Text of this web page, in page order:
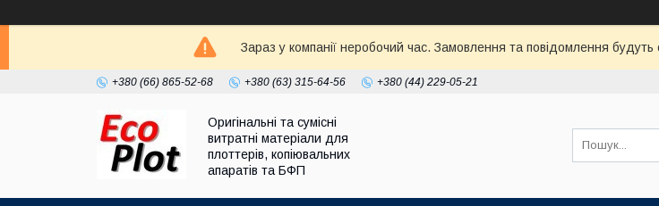
Зараз у компанії неробочий час. Замовлення та повідомлення
+380 (66) 865-52-68 +380 (63) 315-64-56 +380 (44) 229-05-21
Оригінальні та сумісні
витратні матеріали для
плоттерів, копіювальних
апаратів та БФП